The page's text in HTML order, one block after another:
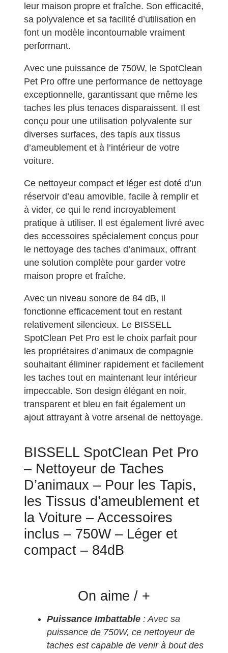
leur maison propre et fraîche. Son efficacité,
sa polyvalence et sa facilité d’utilisation en
font un modèle incontournable vraiment
performant.
Avec une puissance de 750W, le SpotClean
Pet Pro offre une performance de nettoyage
exceptionnelle, garantissant que même les
taches les plus tenaces disparaissent. Il est
conçu pour une utilisation polyvalente sur
diverses surfaces, des tapis aux tissus
d’ameublement et à l’intérieur de votre
voiture.
Ce nettoyeur compact et léger est doté d’un
réservoir d’eau amovible, facile à remplir et
à vider, ce qui le rend incroyablement
pratique à utiliser. Il est également livré avec
des accessoires spécialement conçus pour
le nettoyage des taches d’animaux, offrant
une solution complète pour garder votre
maison propre et fraîche.
Avec un niveau sonore de 84 dB, il
fonctionne efficacement tout en restant
relativement silencieux. Le BISSELL
SpotClean Pet Pro est le choix parfait pour
les propriétaires d’animaux de compagnie
souhaitant éliminer rapidement et facilement
les taches tout en maintenant leur intérieur
impeccable. Son design élégant en noir,
transparent et bleu en fait également un
ajout attrayant à votre arsenal de nettoyage.
BISSELL SpotClean Pet Pro
– Nettoyeur de Taches
D’animaux – Pour les Tapis,
les Tissus d’ameublement et
la Voiture – Accessoires
inclus – 750W – Léger et
compact – 84dB
On aime / +
Puissance Imbattable : Avec sa
puissance de 750W, ce nettoyeur de
taches est capable de venir à bout des